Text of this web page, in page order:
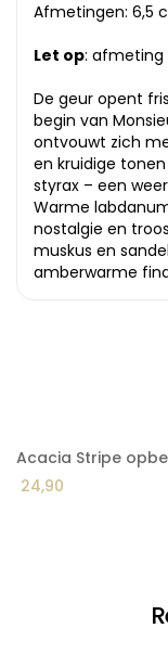
Afmetingen: 6,5
Let op: afmeting
De geur opent
begin van
ontvouwt zich
en kruidige
styrax – een
Warme
nostalgie en
muskus en
amberwarme
Acacia Stripe
24,90